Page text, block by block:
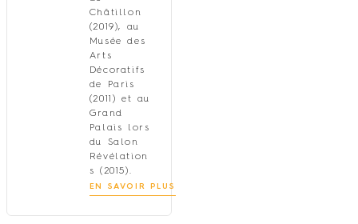
Châtillon
(2019), au
Musée des
Arts
Décoratifs
de Paris
(2011) et au
Grand
Palais lors
du Salon
Révélation
s (2015).
EN SAVOIR PLUS